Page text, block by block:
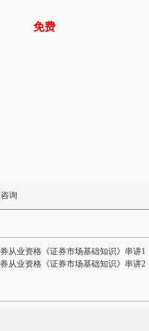
免费
询
从业资格《证券市场基础知识》串讲1
从业资格《证券市场基础知识》串讲2